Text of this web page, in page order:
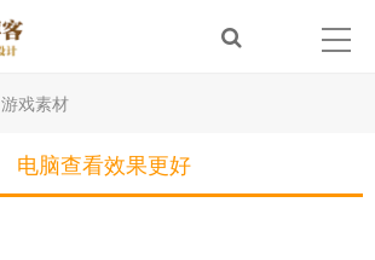
游戏素材
电脑查看效果更好